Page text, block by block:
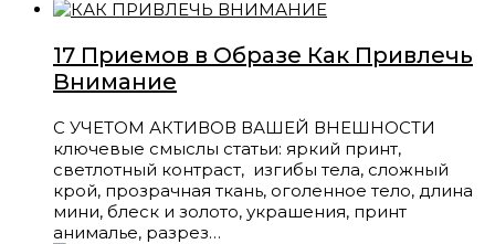
17 Приемов в Образе Как Привлечь
Внимание
С УЧЕТОМ АКТИВОВ ВАШЕЙ ВНЕШНОСТИ
ключевые смыслы статьи: яркий принт,
светлотный контраст, изгибы тела, сложный
крой, прозрачная ткань, оголенное тело, длина
мини, блеск и золото, украшения, принт
анималье, разрез…